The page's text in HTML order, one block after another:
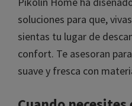
de Pikolin Home ha
de soluciones para que,
sientas tu lugar de
confort. Te asesoran
limpia, suave y fresca